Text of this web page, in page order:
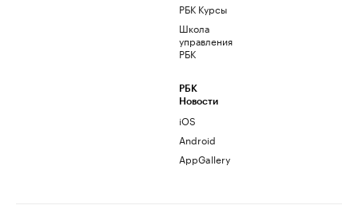
РБК Курсы
Школа
управления
РБК
РБК
Новости
iOS
Android
AppGallery